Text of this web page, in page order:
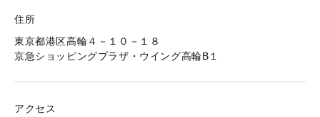
住所
東京都港区高輪４－１０－１８
京急ショッピングプラザ・ウイング高輪B１
アクセス